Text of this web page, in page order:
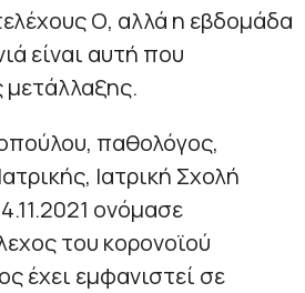
Ο, αλλά η εβδομάδα
είναι αυτή που
παθολόγος,
Ιατρική Σχολή
ονόμασε
του κορονοϊού
έχει εμφανιστεί σε